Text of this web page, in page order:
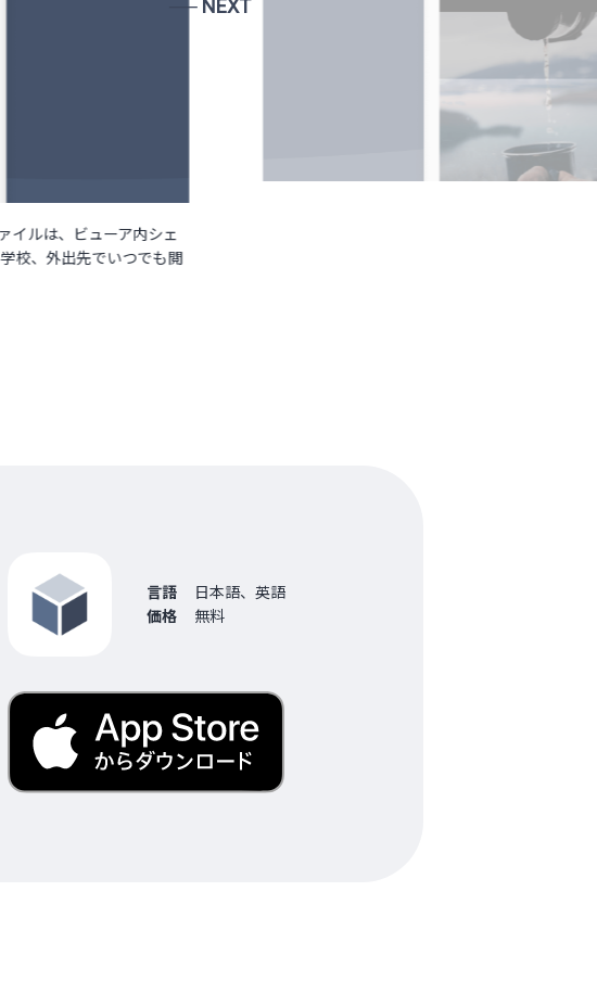
イルは、ビューア内シェ
校、外出先でいつでも閲
言語
日本語、英語
価格
無料